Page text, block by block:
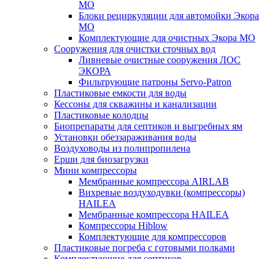
МО
Блоки рециркуляции для автомойки Экора
МО
Комплектующие для очистных Экора МО
Сооружения для очистки сточных вод
Ливневые очистные сооружения ЛОС
ЭКОРА
Фильтрующие патроны Servo-Patron
Пластиковые емкости для воды
Кессоны для скважины и канализации
Пластиковые колодцы
Биопрепараты для септиков и выгребных ям
Установки обеззараживания воды
Воздуховоды из полипропилена
Ерши для биозагрузки
Мини компрессоры
Мембранные компрессора AIRLAB
Вихревые воздуходувки (компрессоры)
HAILEA
Мембранные компрессора HAILEA
Компрессоры Hiblow
Комплектующие для компрессоров
Пластиковые погреба с готовыми полками